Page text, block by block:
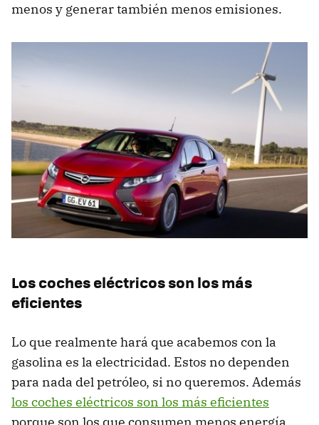
menos y generar también menos emisiones.
Los coches eléctricos son los más
eficientes
Lo que realmente hará que acabemos con la
gasolina es la electricidad. Estos no dependen
para nada del petróleo, si no queremos. Además
los coches eléctricos son los más eficientes
porque son los que consumen menos energía